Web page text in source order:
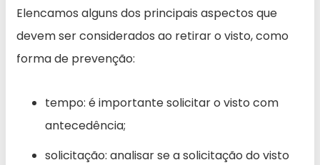
Elencamos alguns dos principais aspectos que
devem ser considerados ao retirar o visto, como
forma de prevenção:
tempo: é importante solicitar o visto com
antecedência;
solicitação: analisar se a solicitação do visto